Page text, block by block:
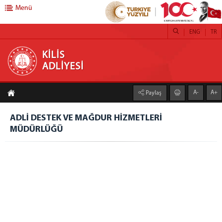
KİLİS ADLİYESİ
ANA SAYFA
ADLİYEMİZ
Kilis Adliye Sarayı Hakkında
ATGV Lojmanı
Menü
KİLİS
ADLİYESİ
TR
ENG
Paylaş A- A+
ADLİ DESTEK VE MAĞDUR HİZMETLERİ
MÜDÜRLÜĞÜ